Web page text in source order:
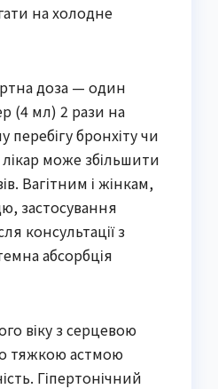
на холодне
доза — один
(4 мл) 2 рази на
бронхіту чи
може збільшити
Вагітним і жінкам,
застосування
консультації з
абсорбція
віку з серцевою
тяжкою астмою
Гіпертонічний